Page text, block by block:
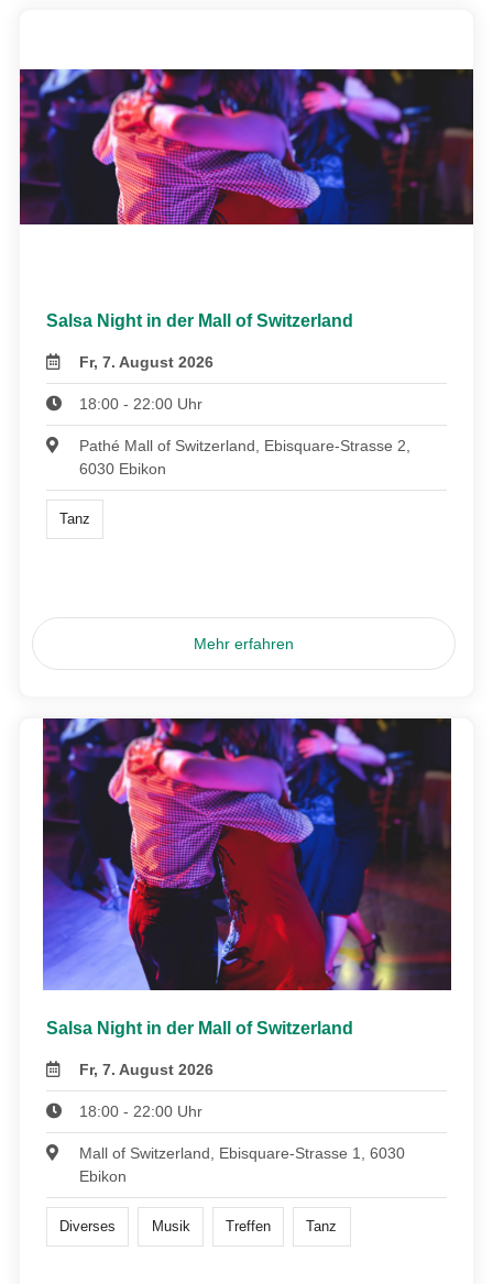
Salsa Night in der Mall of Switzerland
Fr, 7. August 2026
18:00 - 22:00 Uhr
Pathé Mall of Switzerland, Ebisquare-Strasse 2,
6030 Ebikon
Tanz
Mehr erfahren
Salsa Night in der Mall of Switzerland
Fr, 7. August 2026
18:00 - 22:00 Uhr
Mall of Switzerland, Ebisquare-Strasse 1, 6030
Ebikon
Diverses Musik Treffen Tanz